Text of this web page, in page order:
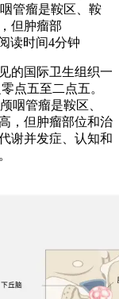
管瘤是鞍区、鞍
但肿瘤部
读时间4分钟
的国际卫生组织一
点五至二点五。
咽管瘤是鞍区、
，但肿瘤部位和治
谢并发症、认知和